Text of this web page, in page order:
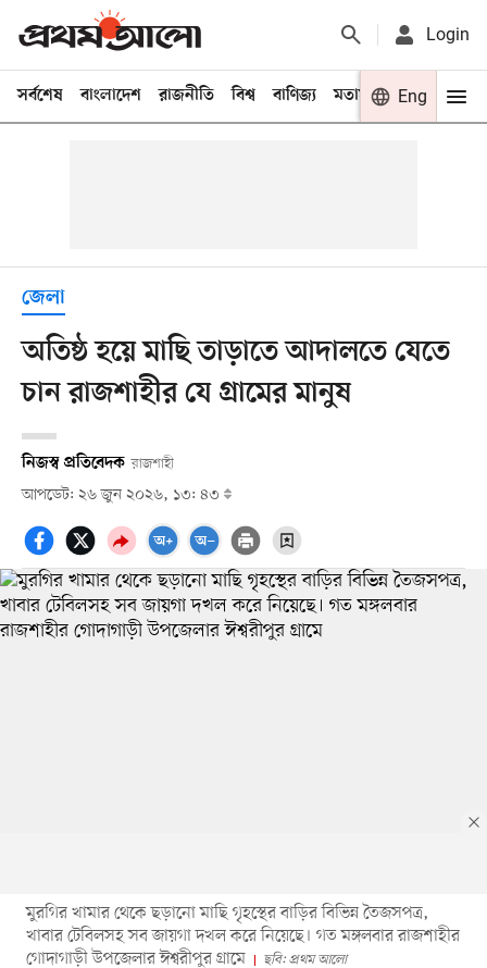
Login
সর্বশেষ বাংলাদেশ রাজনীতি বিশ্ব বাণিজ্য মতামত খেলা
Eng
জেলা
অতিষ্ঠ হয়ে মাছি তাড়াতে আদালতে যেতে
চান রাজশাহীর যে গ্রামের মানুষ
নিজস্ব প্রতিবেদক রাজশাহী
আপডেট: ২৬ জুন ২০২৬, ১৩: ৪৩
মুরগির খামার থেকে ছড়ানো মাছি গৃহস্থের বাড়ির বিভিন্ন তৈজসপত্র,
খাবার টেবিলসহ সব জায়গা দখল করে নিয়েছে। গত মঙ্গলবার রাজশাহীর
গোদাগাড়ী উপজেলার ঈশ্বরীপুর গ্রামে
ছবি: প্রথম আলো